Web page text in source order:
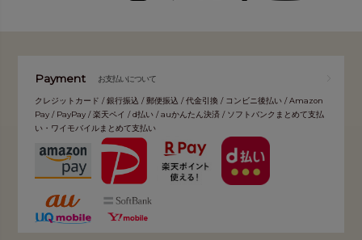
Payment お支払いについて
クレジットカード / 銀行振込 / 郵便振込 / 代金引換 / コンビニ後払い / Amazon
Pay / PayPay / 楽天ペイ / d払い / auかんたん決済 / ソフトバンクまとめて支払
い・ワイモバイルまとめて支払い